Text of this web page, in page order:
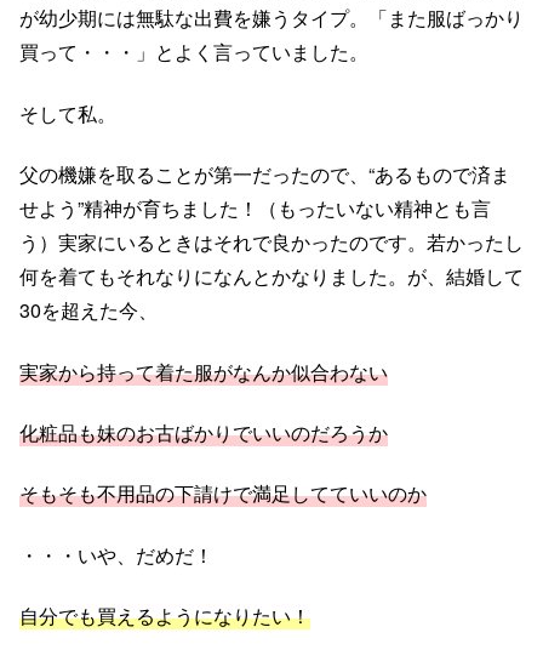
が幼少期には無駄な出費を嫌うタイプ。「また服ばっかり
買って・・・」とよく言っていました。
そして私。
父の機嫌を取ることが第一だったので、“あるもので済ま
せよう”精神が育ちました！（もったいない精神とも言
う）実家にいるときはそれで良かったのです。若かったし
何を着てもそれなりになんとかなりました。が、結婚して
30を超えた今、
実家から持って着た服がなんか似合わない
化粧品も妹のお古ばかりでいいのだろうか
そもそも不用品の下請けで満足してていいのか
・・・いや、だめだ！
自分でも買えるようになりたい！